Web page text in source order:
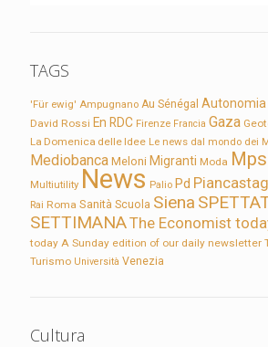
TAGS
'Für ewig' Ampugnano Au Sénégal Autonomia
David Rossi En RDC Firenze Francia Gaza
La Domenica delle Idee Le news dal mondo dei
Mediobanca Meloni Migranti Moda Mps
Multiutility News Palio Pd
Rai Roma Sanità Scuola Siena
SETTIMANAThe Economist
today A Sunday edition of our daily newsletter
Turismo Università Venezia
Cultura